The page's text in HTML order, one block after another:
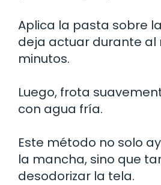
Aplica la pasta sobre
deja actuar durante al
minutos.
Luego, frota
con agua fría.
Este método no solo
la mancha, sino que
desodorizar la tela.